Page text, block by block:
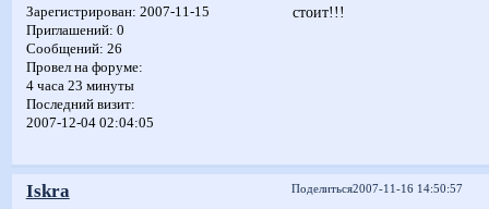
Зарегистрирован: 2007-11-15
Приглашений: 0
Сообщений: 26
Провел на форуме:
4 часа 23 минуты
Последний визит:
2007-12-04 02:04:05
стоит!!!
Поделиться2007-11-16 14:50:57
Iskra